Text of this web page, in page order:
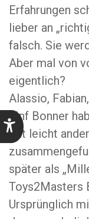
Erfahrungen
lieber an
falsch. Sie
Aber mal von
eigentlich?
Alassio,
fünf Bonner
mit leicht
später als
Toys2Masters
Ursprünglich